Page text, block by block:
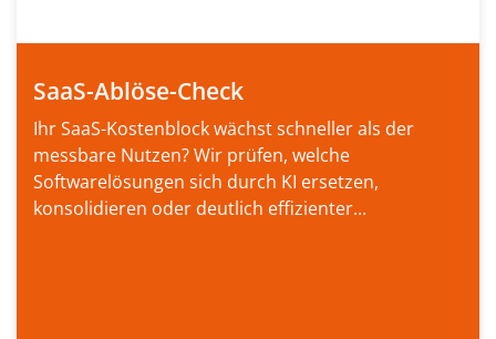
SaaS-Ablöse-Check
Ihr SaaS-Kostenblock wächst schneller als der
messbare Nutzen? Wir prüfen, welche
Softwarelösungen sich durch KI ersetzen,
konsolidieren oder deutlich effizienter...